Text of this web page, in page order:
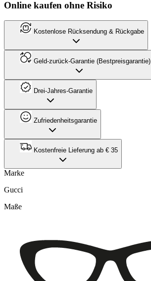
Online kaufen ohne Risiko
Kostenlose Rücksendung & Rückgabe
Geld-zurück-Garantie (Bestpreisgarantie)
Drei-Jahres-Garantie
Zufriedenheitsgarantie
Kostenfreie Lieferung ab € 35
Marke
Gucci
Maße